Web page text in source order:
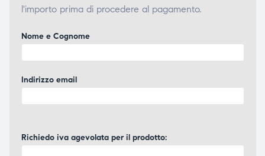
l'importo prima di procedere al pagamento.
Nome e Cognome
Indirizzo email
Richiedo iva agevolata per il prodotto: